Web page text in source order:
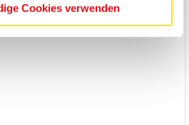
Cookies verwenden